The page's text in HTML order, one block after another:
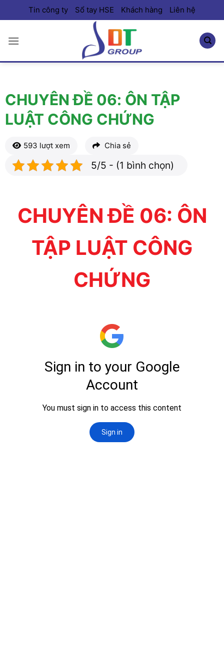
qua
dung
Tin công ty Sổ tay HSE Khách hàng Liên hệ
CHUYÊN ĐỀ 06: ÔN TẬP
LUẬT CÔNG CHỨNG
593 lượt xem Chia sẻ
5/5 - (1 bình chọn)
CHUYÊN ĐỀ 06: ÔN
TẬP LUẬT CÔNG
CHỨNG